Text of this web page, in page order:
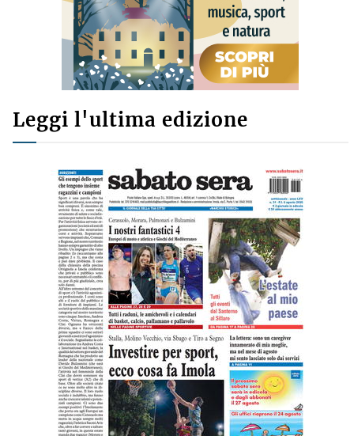
Leggi l'ultima edizione